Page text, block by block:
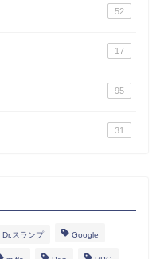
52
17
95
31
Dr.スランプ Google